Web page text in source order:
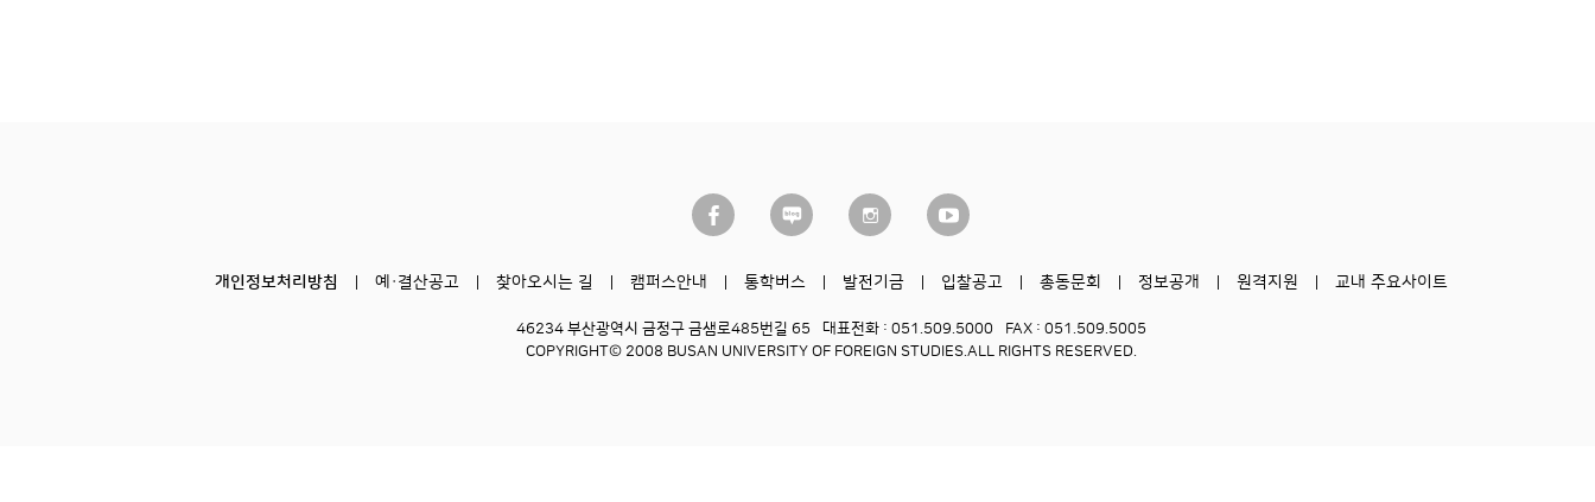
개인정보처리방침 예·결산공고 찾아오시는 길 캠퍼스안내 통학버스 발전기금 입찰공고 총동문회 정보공개 원격지원 교내 주요사이트
46234 부산광역시 금정구 금샘로485번길 65 대표전화 : 051.509.5000
FAX : 051.509.5005
COPYRIGHT© 2008 BUSAN UNIVERSITY OF FOREIGN STUDIES. ALL RIGHTS RESERVED.